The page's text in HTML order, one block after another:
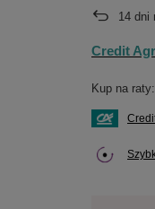
14 dni
Credit
Kup na raty: